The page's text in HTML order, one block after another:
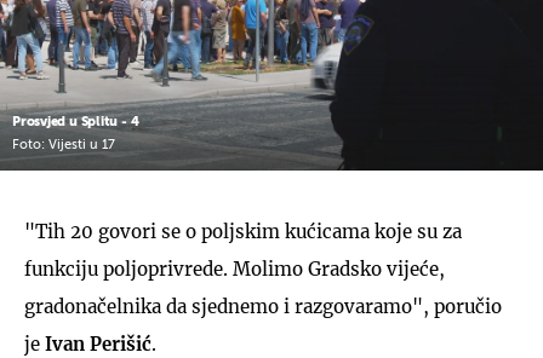
Prosvjed u Splitu - 4
Foto: Vijesti u 17
"Tih 20 govori se o poljskim kućicama koje su za
funkciju poljoprivrede. Molimo Gradsko vijeće,
gradonačelnika da sjednemo i razgovaramo", poručio
je Ivan Perišić.